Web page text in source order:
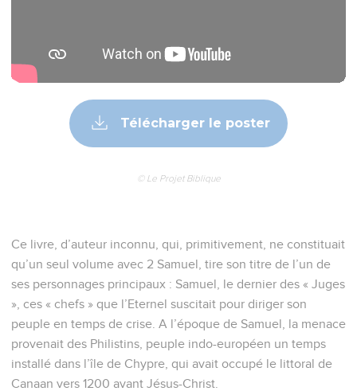
Télécharger le poster
© Le Projet Biblique
Ce livre, d’auteur inconnu, qui, primitivement, ne constituait
qu’un seul volume avec 2 Samuel, tire son titre de l’un de
ses personnages principaux : Samuel, le dernier des « Juges
», ces « chefs » que l’Eternel suscitait pour diriger son
peuple en temps de crise. A l’époque de Samuel, la menace
provenait des Philistins, peuple indo-européen un temps
installé dans l’île de Chypre, qui avait occupé le littoral de
Canaan vers 1200 avant Jésus-Christ.